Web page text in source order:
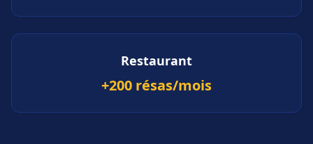
Restaurant
+200 résas/mois